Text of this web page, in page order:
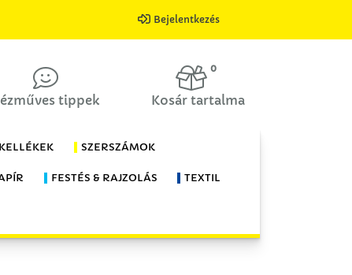
Bejelentkezés
tippek
0
Kosár tartalma
SZERSZÁMOK
FESTÉS & RAJZOLÁS TEXTIL